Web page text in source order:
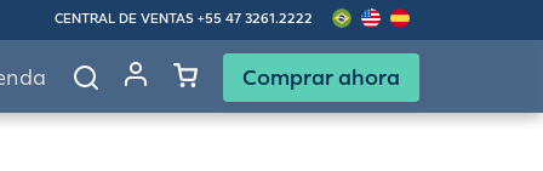
CENTRAL DE VENTAS +55 47 3261.2222
Comprar ahora